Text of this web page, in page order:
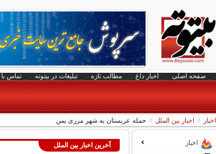
صفحه اصلی اخبار داغ مطالب تازه تبلیغات در بیتوته تماس با
اخبار اخبار بین الملل حمله عربستان به شهر مرزی یمن
آخرین اخبار بین الملل اخبار